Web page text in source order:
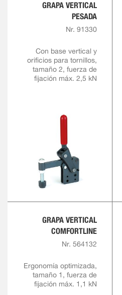
GRAPA VERTICAL
PESADA
Nr. 91330
Con base vertical y
orificios para tornillos,
tamaño 2, fuerza de
fijación máx. 2,5 kN
GRAPA VERTICAL
COMFORTLINE
Nr. 564132
Ergonomía optimizada,
tamaño 1, fuerza de
fijación máx. 1,1 kN